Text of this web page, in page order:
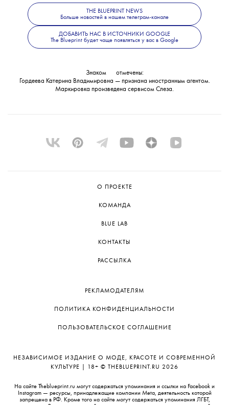
не уточнило. В Следственном комитете
также сообщили, что решается вопрос
об объявлении журналистки
в международный розыск.
THE BLUEPRINT NEWS
Больше новостей в нашем телеграм-канале
ДОБАВИТЬ НАС В ИСТОЧНИКИ GOOGLE
The Blueprint будет чаще появляться у вас в Google
Знаком
отмечены:
Гордеева Катерина Владимировна — признана иностранным агентом.
Маркировка произведена сервисом Слеза.
О ПРОЕКТЕ
КОМАНДА
BLUE LAB
КОНТАКТЫ
РАССЫЛКА
РЕКЛАМОДАТЕЛЯМ
ПОЛИТИКА КОНФИДЕНЦИАЛЬНОСТИ
ПОЛЬЗОВАТЕЛЬСКОЕ СОГЛАШЕНИЕ
НЕЗАВИСИМОЕ ИЗДАНИЕ О МОДЕ, КРАСОТЕ И СОВРЕМЕННОЙ
КУЛЬТУРЕ | 18+ © THEBLUEPRINT.RU 2026
На сайте Theblueprint.ru могут содержаться упоминания и ссылки на Facebook и
Instagram — ресурсы, принадлежащие компании Meta, деятельность которой
запрещена в РФ. Кроме того на сайте могут содержаться упоминания ЛГБТ,